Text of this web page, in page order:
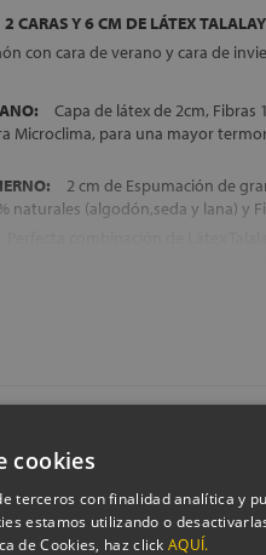
CARAS Y 6 CM DE LÁTEX TALALAY
con cara de verano y cara de
Capa de látex de 2cm, Fibras
Microclima, para una mayor
2 cm de Espumación de
naturales (algodón,seda y lana) y
cookies
terceros con finalidad analítica y
estamos utilizando o
de Cookies, haz click AQUÍ.